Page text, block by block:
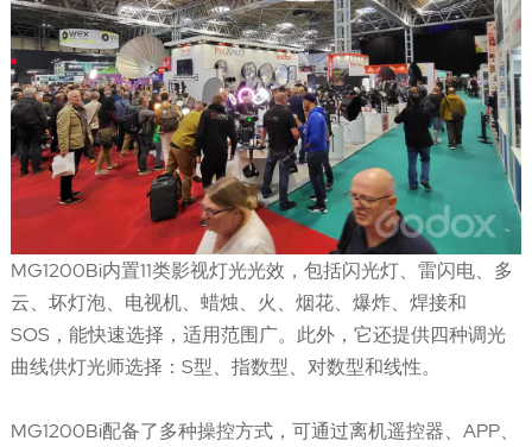
MG1200Bi内置11类影视灯光光效，包括闪光灯、雷闪电、多
云、坏灯泡、电视机、蜡烛、火、烟花、爆炸、焊接和
SOS，能快速选择，适用范围广。此外，它还提供四种调光
曲线供灯光师选择：S型、指数型、对数型和线性。
MG1200Bi配备了多种操控方式，可通过离机遥控器、APP、